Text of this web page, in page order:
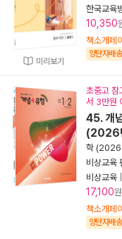
미리보기
한국교육
10,350
책소개페
양탄자배송
초중고 참
서 3만원
45. 개
(2026
학 (2026
비상교육
비상교육
17,100
책소개페
양탄자배송